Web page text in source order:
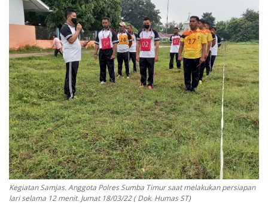
Lantas
Jurnal Kamtibmas
Kegiatan Samjas. Anggota Polres Sumba Timur saat melakukan persiapan
lari selama 12 menit. Jumat 18/03/22 ( Dok. Humas ST)